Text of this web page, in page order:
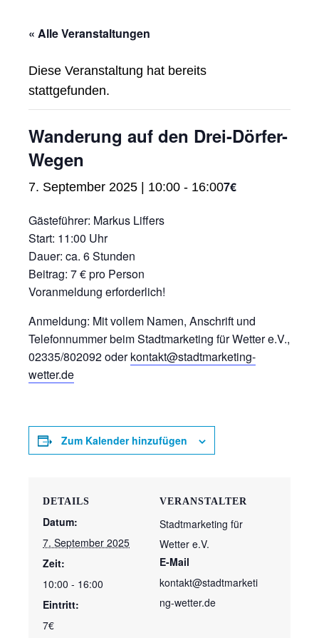
« Alle Veranstaltungen
Diese Veranstaltung hat bereits
stattgefunden.
Wanderung auf den Drei-Dörfer-
Wegen
7. September 2025 | 10:00 - 16:007€
Gästeführer: Markus Liffers
Start: 11:00 Uhr
Dauer: ca. 6 Stunden
Beitrag: 7 € pro Person
Voranmeldung erforderlich!
Anmeldung: Mit vollem Namen, Anschrift und
Telefonnummer beim Stadtmarketing für Wetter e.V.,
02335/802092 oderkontakt@stadtmarketing-
wetter.de
Zum Kalender hinzufügen
DETAILS
Datum:
7. September 2025
Zeit:
10:00 - 16:00
Eintritt:
7€
VERANSTALTER
Stadtmarketing für
Wetter e.V.
E-Mail
kontakt@stadtmarketi
ng-wetter.de